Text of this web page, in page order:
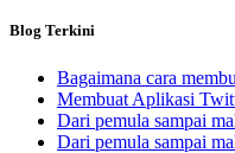
Blog Terkini
Bagaimana cara
Membuat Aplikasi
Dari pemula sampai
Dari pemula sampai